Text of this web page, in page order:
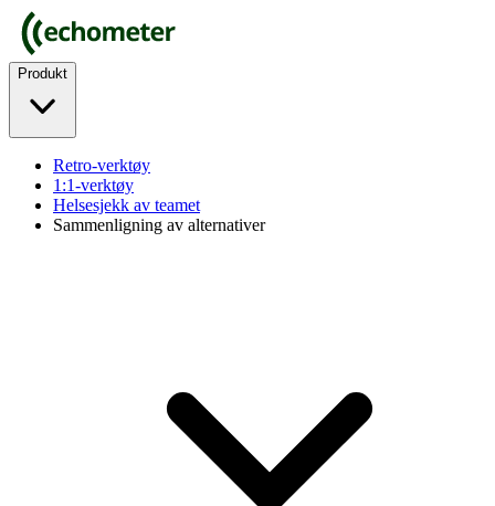
Produkt
Retro-verktøy
1:1-verktøy
Helsesjekk av teamet
Sammenligning av alternativer